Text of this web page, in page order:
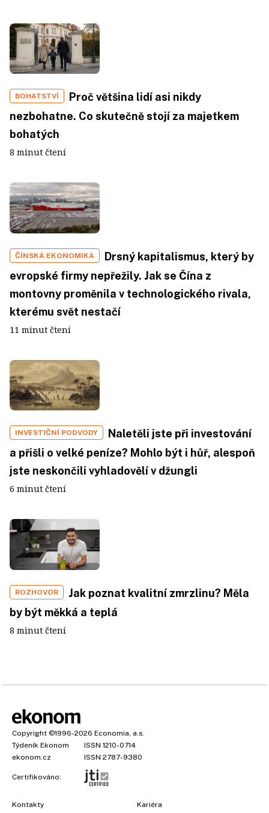
BOHATSTVÍ
Proč většina lidí asi nikdy
nezbohatne. Co skutečně stojí za majetkem
bohatých
8 minut čtení
ČÍNSKÁ EKONOMIKA
Drsný kapitalismus, který by
evropské firmy nepřežily. Jak se Čína z
montovny proměnila v technologického rivala,
kterému svět nestačí
11 minut čtení
INVESTIČNÍ PODVODY
Naletěli jste při investování
a přišli o velké peníze? Mohlo být i hůř, alespoň
jste neskončili vyhladovělí v džungli
6 minut čtení
ROZHOVOR
Jak poznat kvalitní zmrzlinu? Měla
by být měkká a teplá
8 minut čtení
Copyright ©1996-2026 Economia, a.s.
Týdeník Ekonom
ISSN 1210-0714
ekonom.cz
ISSN 2787-9380
Certifikováno:
Kontakty
Kariéra